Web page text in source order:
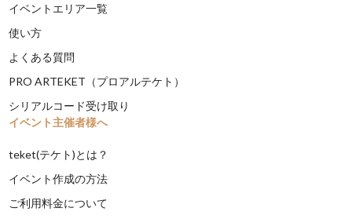
イベントエリア一覧
使い方
よくある質問
PRO ARTEKET（プロアルテケト）
シリアルコード受け取り
イベント主催者様へ
teket(テケト)とは？
イベント作成の方法
ご利用料金について